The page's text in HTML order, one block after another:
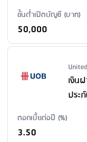
ขั้นต่ำเปิดบัญชี (บาท)
50,000
เงิน
ประ
ดอกเบี้ยต่อปี (%)
3.50